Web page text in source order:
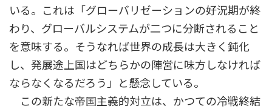
いる。これは「グローバリゼーションの好況期が終
わり、グローバルシステムが二つに分断されること
を意味する。そうなれば世界の成長は大きく鈍化
し、発展途上国はどちらかの陣営に味方しなければ
ならなくなるだろう」と懸念している。
この新たな帝国主義的対立は、かつての冷戦終結